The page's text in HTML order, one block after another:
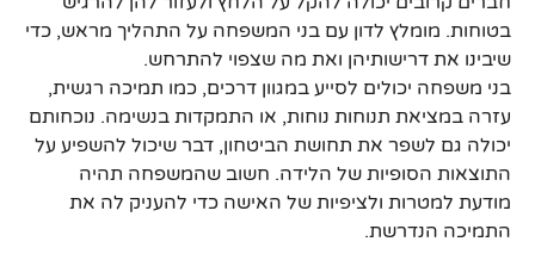
בטוחות. מומלץ לדון עם בני המשפחה על התהליך מראש, כדי
שיבינו את דרישותיהן ואת מה שצפוי להתרחש.
בני משפחה יכולים לסייע במגוון דרכים, כמו תמיכה רגשית,
עזרה במציאת תנוחות נוחות, או התמקדות בנשימה. נוכחותם
יכולה גם לשפר את תחושת הביטחון, דבר שיכול להשפיע על
התוצאות הסופיות של הלידה. חשוב שהמשפחה תהיה
מודעת למטרות ולציפיות של האישה כדי להעניק לה את
התמיכה הנדרשת.